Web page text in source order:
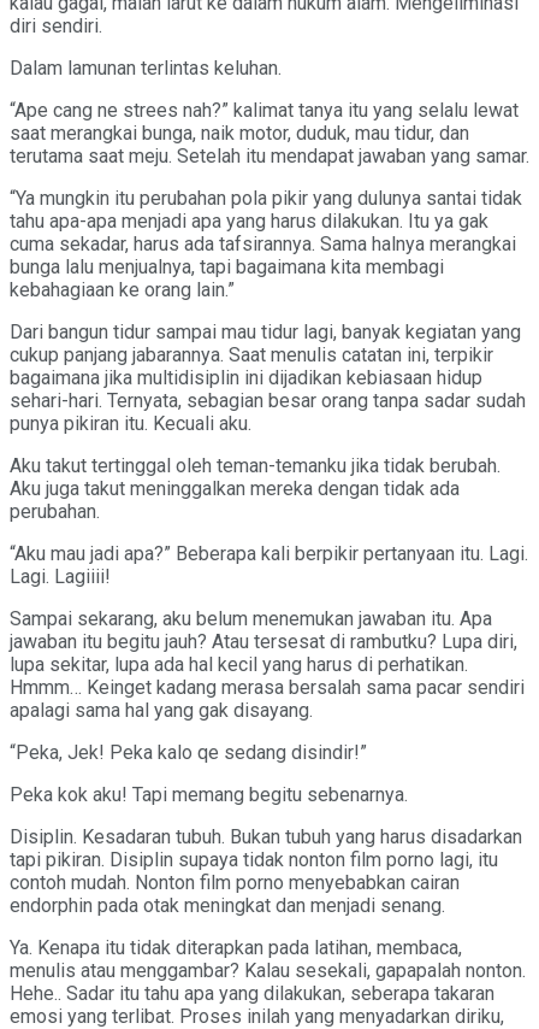
diri sendiri.
Dalam lamunan terlintas keluhan.
“Ape cang ne strees nah?” kalimat tanya itu yang selalu lewat
saat merangkai bunga, naik motor, duduk, mau tidur, dan
terutama saat meju. Setelah itu mendapat jawaban yang samar.
“Ya mungkin itu perubahan pola pikir yang dulunya santai tidak
tahu apa-apa menjadi apa yang harus dilakukan. Itu ya gak
cuma sekadar, harus ada tafsirannya. Sama halnya merangkai
bunga lalu menjualnya, tapi bagaimana kita membagi
kebahagiaan ke orang lain.”
Dari bangun tidur sampai mau tidur lagi, banyak kegiatan yang
cukup panjang jabarannya. Saat menulis catatan ini, terpikir
bagaimana jika multidisiplin ini dijadikan kebiasaan hidup
sehari-hari. Ternyata, sebagian besar orang tanpa sadar sudah
punya pikiran itu. Kecuali aku.
Aku takut tertinggal oleh teman-temanku jika tidak berubah.
Aku juga takut meninggalkan mereka dengan tidak ada
perubahan.
“Aku mau jadi apa?” Beberapa kali berpikir pertanyaan itu. Lagi.
Lagi. Lagiiii!
Sampai sekarang, aku belum menemukan jawaban itu. Apa
jawaban itu begitu jauh? Atau tersesat di rambutku? Lupa diri,
lupa sekitar, lupa ada hal kecil yang harus di perhatikan.
Hmmm… Keinget kadang merasa bersalah sama pacar sendiri
apalagi sama hal yang gak disayang.
“Peka, Jek! Peka kalo qe sedang disindir!”
Peka kok aku! Tapi memang begitu sebenarnya.
Disiplin. Kesadaran tubuh. Bukan tubuh yang harus disadarkan
tapi pikiran. Disiplin supaya tidak nonton film porno lagi, itu
contoh mudah. Nonton film porno menyebabkan cairan
endorphin pada otak meningkat dan menjadi senang.
Ya. Kenapa itu tidak diterapkan pada latihan, membaca,
menulis atau menggambar? Kalau sesekali, gapapalah nonton.
Hehe.. Sadar itu tahu apa yang dilakukan, seberapa takaran
emosi yang terlibat. Proses inilah yang menyadarkan diriku,